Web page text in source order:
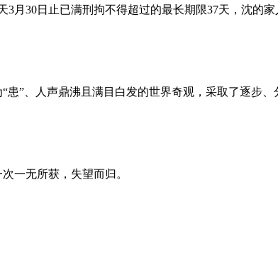
月30日止已满刑拘不得超过的最长期限37天，沈的
”、人声鼎沸且满目白发的世界奇观，采取了逐步
一无所获，失望而归。